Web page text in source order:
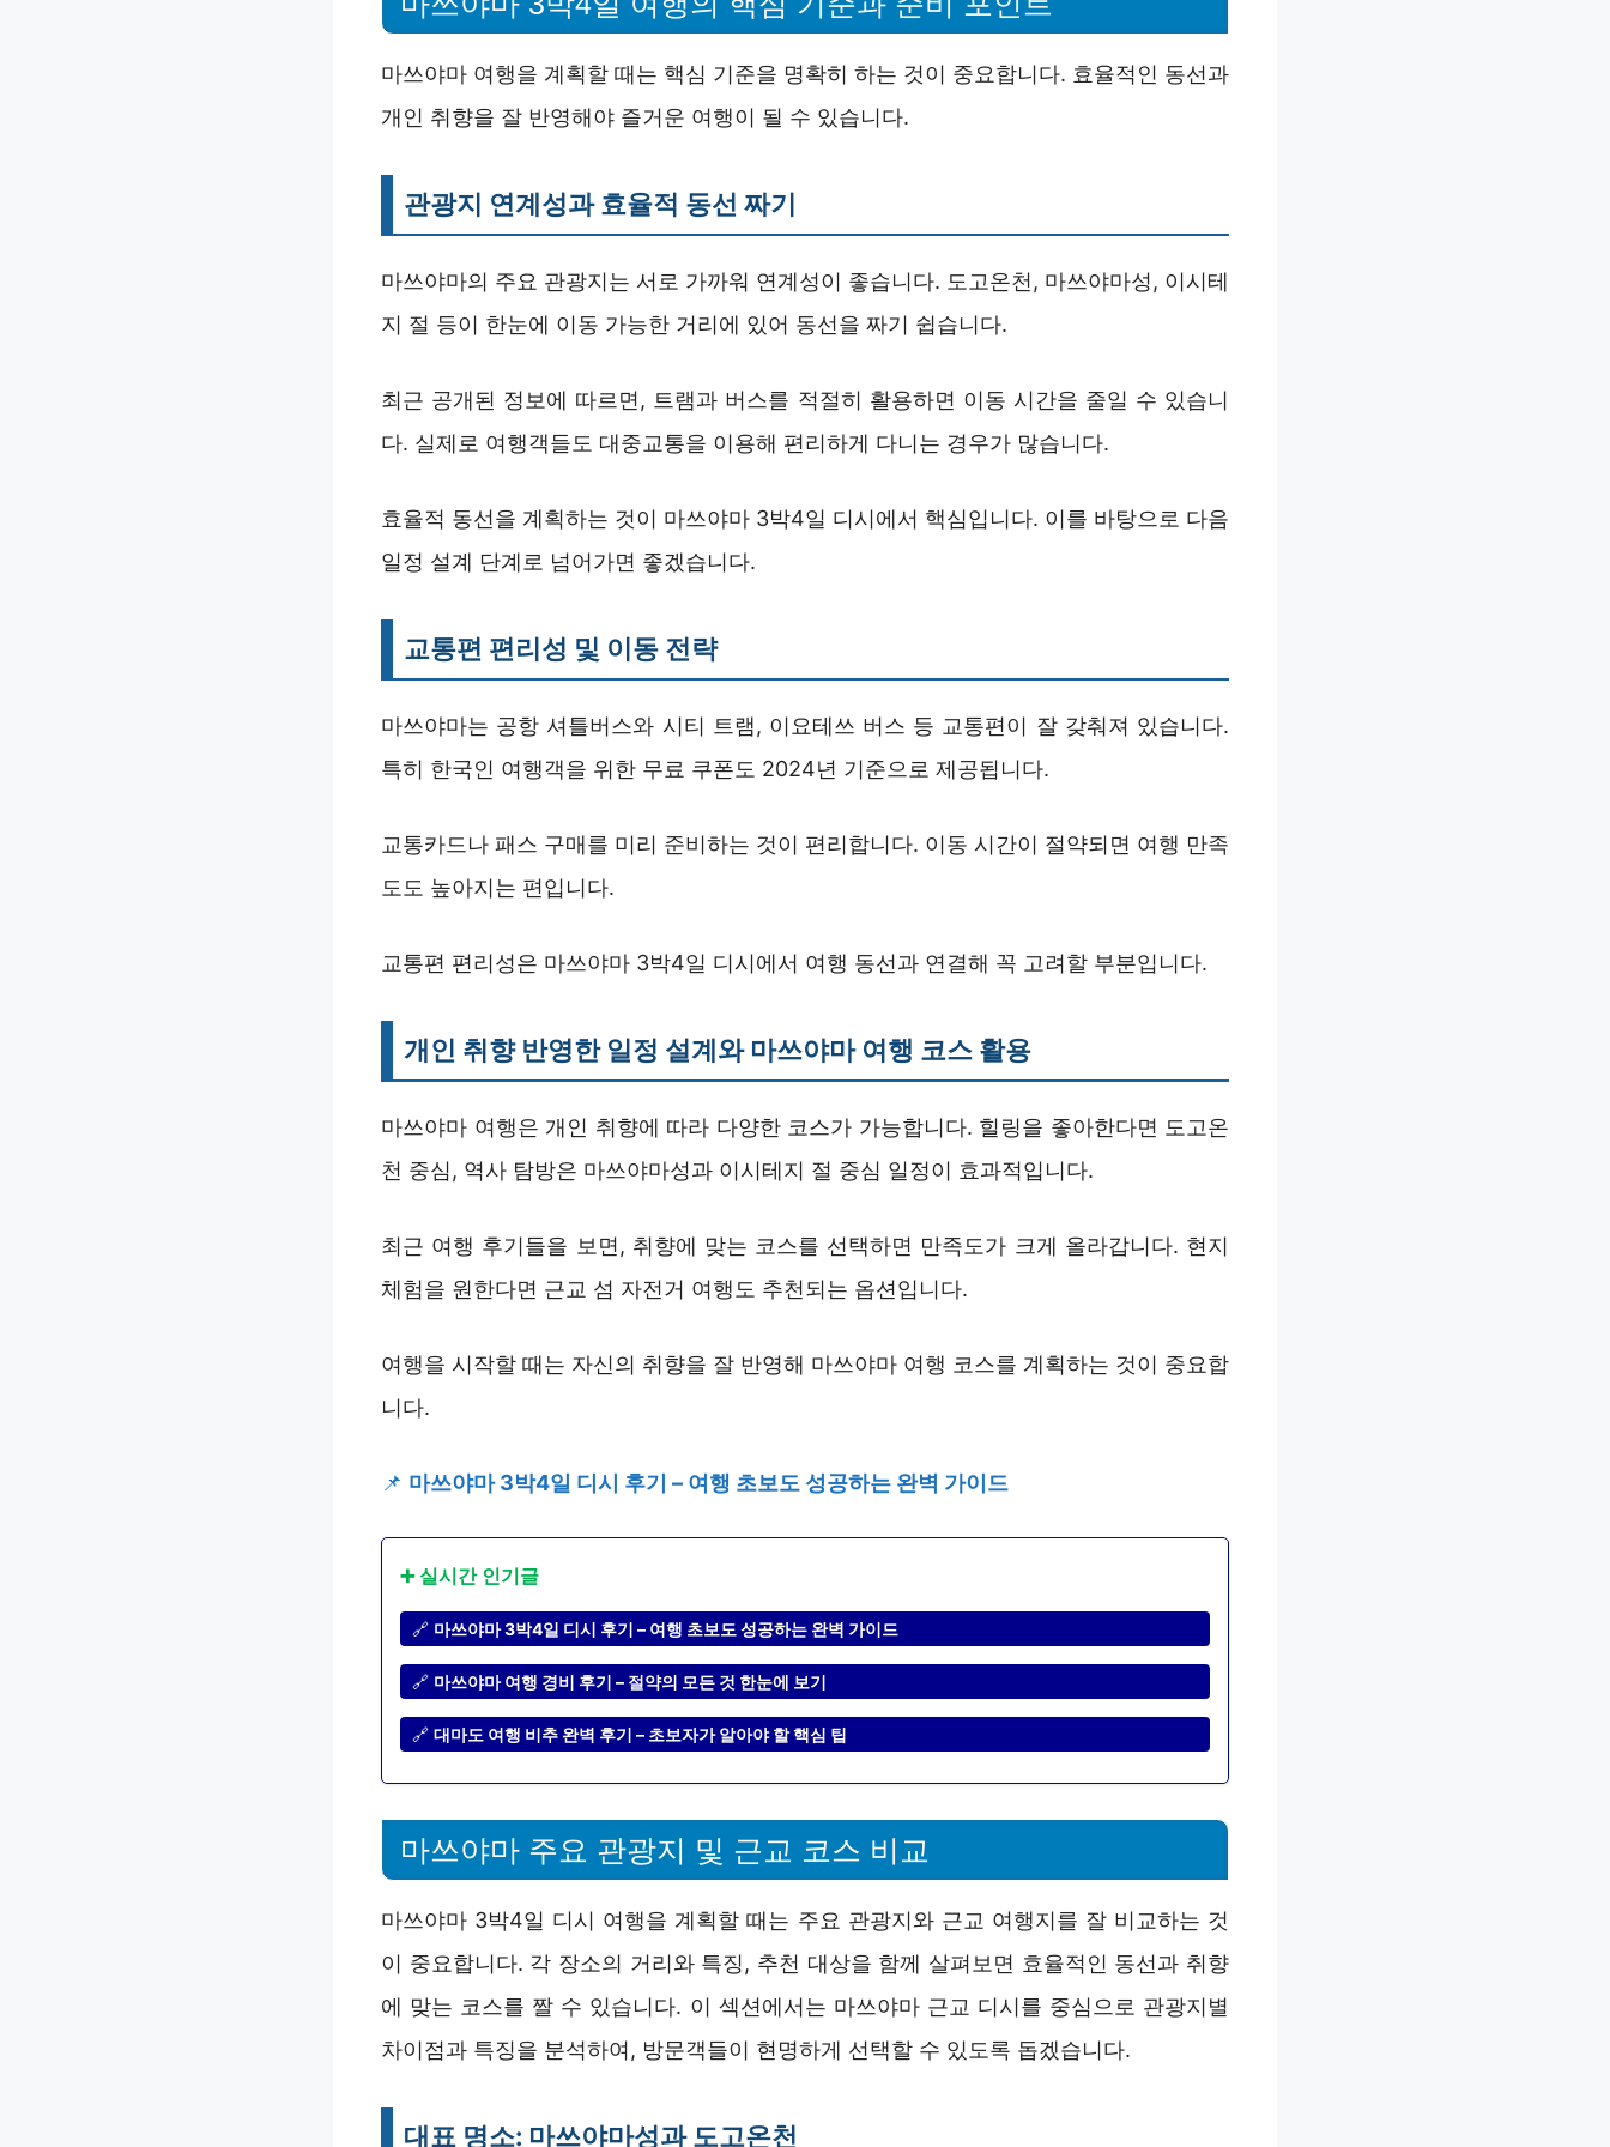
마쓰야마 여행을 계획할 때는 핵심 기준을 명확히 하는 것이 중요합니다. 효율적인 동선과
개인 취향을 잘 반영해야 즐거운 여행이 될 수 있습니다.
관광지 연계성과 효율적 동선 짜기
마쓰야마의 주요 관광지는 서로 가까워 연계성이 좋습니다. 도고온천, 마쓰야마성, 이시테
지 절 등이 한눈에 이동 가능한 거리에 있어 동선을 짜기 쉽습니다.
최근 공개된 정보에 따르면, 트램과 버스를 적절히 활용하면 이동 시간을 줄일 수 있습니
다. 실제로 여행객들도 대중교통을 이용해 편리하게 다니는 경우가 많습니다.
효율적 동선을 계획하는 것이 마쓰야마 3박4일 디시에서 핵심입니다. 이를 바탕으로 다음
일정 설계 단계로 넘어가면 좋겠습니다.
교통편 편리성 및 이동 전략
마쓰야마는 공항 셔틀버스와 시티 트램, 이요테쓰 버스 등 교통편이 잘 갖춰져 있습니다.
특히 한국인 여행객을 위한 무료 쿠폰도 2024년 기준으로 제공됩니다.
교통카드나 패스 구매를 미리 준비하는 것이 편리합니다. 이동 시간이 절약되면 여행 만족
도도 높아지는 편입니다.
교통편 편리성은 마쓰야마 3박4일 디시에서 여행 동선과 연결해 꼭 고려할 부분입니다.
개인 취향 반영한 일정 설계와 마쓰야마 여행 코스 활용
마쓰야마 여행은 개인 취향에 따라 다양한 코스가 가능합니다. 힐링을 좋아한다면 도고온
천 중심, 역사 탐방은 마쓰야마성과 이시테지 절 중심 일정이 효과적입니다.
최근 여행 후기들을 보면, 취향에 맞는 코스를 선택하면 만족도가 크게 올라갑니다. 현지
체험을 원한다면 근교 섬 자전거 여행도 추천되는 옵션입니다.
여행을 시작할 때는 자신의 취향을 잘 반영해 마쓰야마 여행 코스를 계획하는 것이 중요합
니다.
📌 마쓰야마 3박4일 디시 후기 – 여행 초보도 성공하는 완벽 가이드
➕ 실시간 인기글
🔗 마쓰야마 3박4일 디시 후기 – 여행 초보도 성공하는 완벽 가이드
🔗 마쓰야마 여행 경비 후기 – 절약의 모든 것 한눈에 보기
🔗 대마도 여행 비추 완벽 후기 – 초보자가 알아야 할 핵심 팁
마쓰야마 주요 관광지 및 근교 코스 비교
마쓰야마 3박4일 디시 여행을 계획할 때는 주요 관광지와 근교 여행지를 잘 비교하는 것
이 중요합니다. 각 장소의 거리와 특징, 추천 대상을 함께 살펴보면 효율적인 동선과 취향
에 맞는 코스를 짤 수 있습니다. 이 섹션에서는 마쓰야마 근교 디시를 중심으로 관광지별
차이점과 특징을 분석하여, 방문객들이 현명하게 선택할 수 있도록 돕겠습니다.
대표 명소: 마쓰야마성과 도고온천